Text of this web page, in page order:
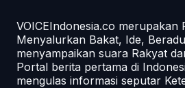
VOICEIndonesia.co
Menyalurkan Bakat, Ide,
menyampaikan suara Rakyat
Portal berita pertama di
mengulas informasi seputar